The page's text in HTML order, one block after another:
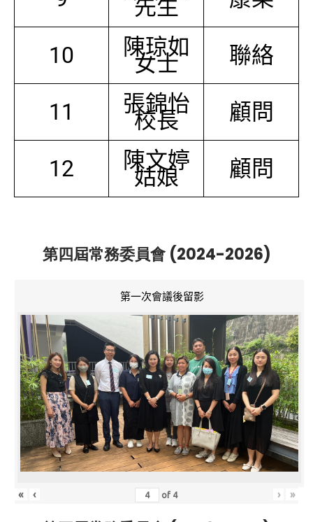
先生
10 陳琼如
女士 聯絡
11 張錦怡
校長 顧問
12 陳文婷
姑娘 顧問
第四屆常務委員會 (2024-2026)
第一次會議後留影
« ‹ of 4 › »